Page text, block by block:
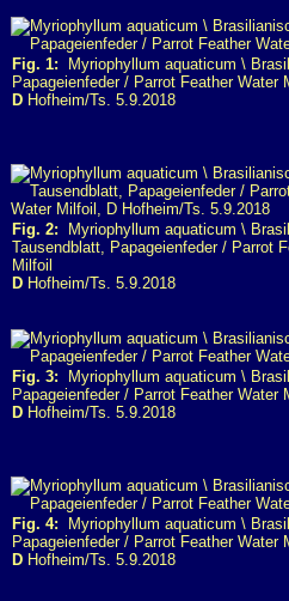
Fig. 1: Myriophyllum aquaticum \
Papageienfeder / Parrot Feather Water
D Hofheim/Ts. 5.9.2018
Fig. 2: Myriophyllum aquaticum \
Tausendblatt, Papageienfeder / Parrot
Milfoil
D Hofheim/Ts. 5.9.2018
Fig. 3: Myriophyllum aquaticum \
Papageienfeder / Parrot Feather Water
D Hofheim/Ts. 5.9.2018
Fig. 4: Myriophyllum aquaticum \
Papageienfeder / Parrot Feather Water
D Hofheim/Ts. 5.9.2018